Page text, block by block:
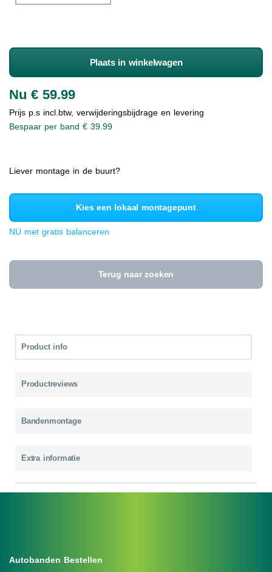
Plaats in winkelwagen
Nu € 59.99
Prijs p.s incl.btw, verwijderingsbijdrage en levering
Bespaar per band € 39.99
Liever montage in de buurt?
Kies een lokaal montagepunt
NU met gratis balanceren
Terug naar zoeken
Product info
Productreviews
Bandenmontage
Extra informatie
Autobanden Bestellen